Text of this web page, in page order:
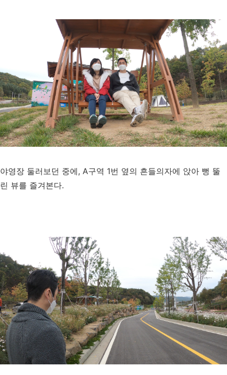
야영장 둘러보던 중에, A구역 1번 옆의 흔들의자에 앉아 뻥 뚤
린 뷰를 즐겨본다.